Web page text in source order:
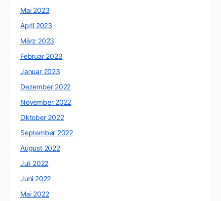
Mai 2023
April 2023
März 2023
Februar 2023
Januar 2023
Dezember 2022
November 2022
Oktober 2022
September 2022
August 2022
Juli 2022
Juni 2022
Mai 2022